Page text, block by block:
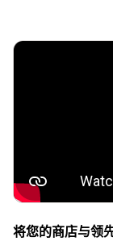
将您的商店与领